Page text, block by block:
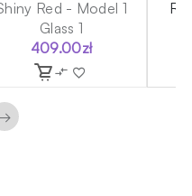
Red - Model 1
Glass 1
409.00zł
→